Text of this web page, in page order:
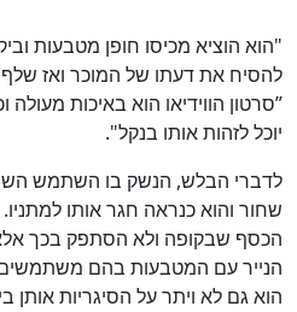
"הוא הוציא מכיסו חופן מטבעות
להסיח את דעתו של המוכר ואז
”סרטון הווידיאו הוא באיכות
יוכל לזהות אותו בנקל".
לדברי הבלש, הנשק בו השתמש
שחור והוא כנראה חגר אותו
הכסף שבקופה ולא הסתפק בכך
הנייר עם המטבעות בהם
הוא גם לא ויתר על הסיגריות